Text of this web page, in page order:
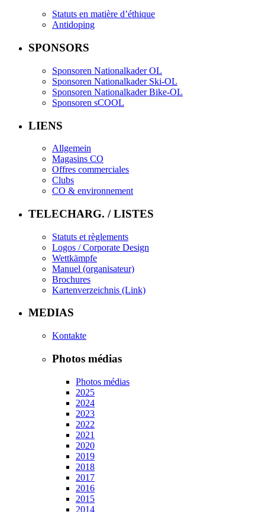
Statuts en matière d’éthique
Antidoping
SPONSORS
Sponsoren Nationalkader OL
Sponsoren Nationalkader Ski-OL
Sponsoren Nationalkader Bike-OL
Sponsoren sCOOL
LIENS
Allgemein
Magasins CO
Offres commerciales
Clubs
CO & environnement
TELECHARG. / LISTES
Statuts et règlements
Logos / Corporate Design
Wettkämpfe
Manuel (organisateur)
Brochures
Kartenverzeichnis (Link)
MEDIAS
Kontakte
Photos médias
Photos médias
2025
2024
2023
2022
2021
2020
2019
2018
2017
2016
2015
2014